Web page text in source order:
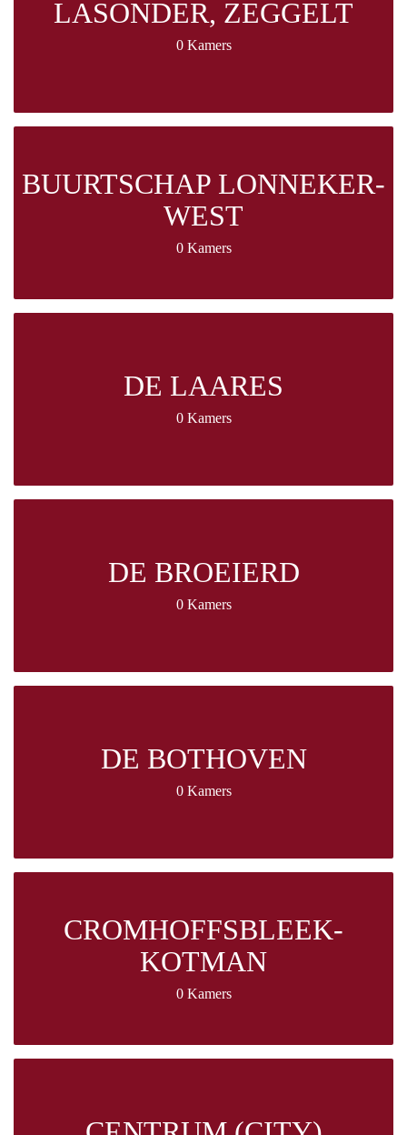
LASONDER, ZEGGELT
0 Kamers
BUURTSCHAP LONNEKER-
WEST
0 Kamers
DE LAARES
0 Kamers
DE BROEIERD
0 Kamers
DE BOTHOVEN
0 Kamers
CROMHOFFSBLEEK-
KOTMAN
0 Kamers